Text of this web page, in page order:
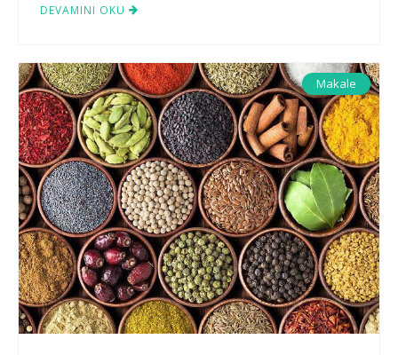
DEVAMINI OKU
Makale